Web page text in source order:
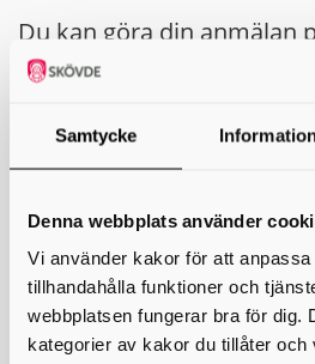
Samtycke
Denna webbplats använder
Vi använder kakor för att anpassa
tillhandahålla funktioner och
webbplatsen fungerar bra för dig.
kategorier av kakor du tillåter och
Du kan göra din anmälan
Digital
791 50 Falun
Att tänka på innan du
Du är skyddad mot repressalier
rapporterar in situationer där du
anta att information om